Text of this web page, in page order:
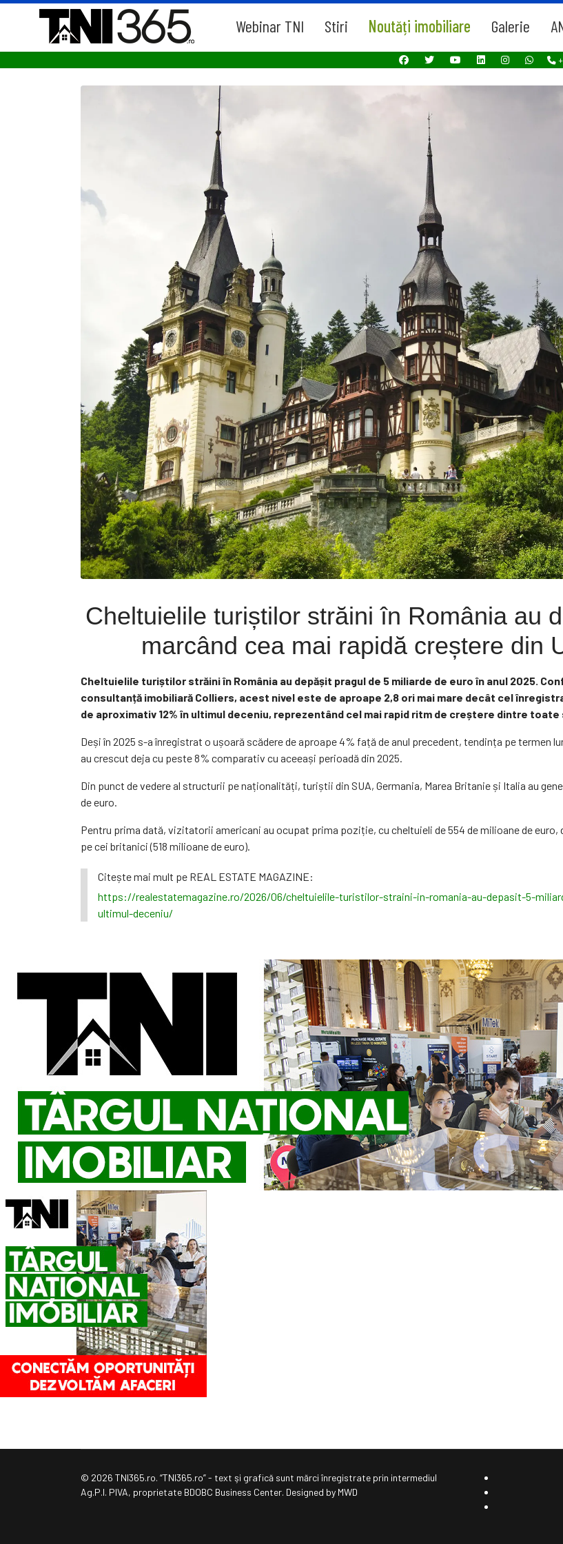
Webinar TNI Stiri Noutăți imobiliare Galerie
Cheltuielile turiștilor străini în România au
marcând cea mai rapidă creștere din
Cheltuielile turiștilor străini în România au depășit pragul de 5 miliarde de euro în anul 2025.
consultanță imobiliară Colliers, acest nivel este de aproape 2,8 ori mai mare decât cel
de aproximativ 12% în ultimul deceniu, reprezentând cel mai rapid ritm de creștere dintre toate
Deși în 2025 s-a înregistrat o ușoară scădere de aproape 4% față de anul precedent, tendința pe termen
au crescut deja cu peste 8% comparativ cu aceeași perioadă din 2025.
Din punct de vedere al structurii pe naționalități, turiștii din SUA, Germania, Marea Britanie și Italia au
de euro.
Pentru prima dată, vizitatorii americani au ocupat prima poziție, cu cheltuieli de 554 de milioane de euro,
pe cei britanici (518 milioane de euro).
Citește mai mult pe REAL ESTATE MAGAZINE:
https://realestatemagazine.ro/2026/06/cheltuielile-turistilor-straini-in-romania-au-depasit-5-
ultimul-deceniu/
© 2026 TNI365.ro. “TNI365.ro” - text şi grafică sunt mărci înregistrate prin intermediul
Ag.P.I. PIVA, proprietate BDOBC Business Center. Designed by MWD